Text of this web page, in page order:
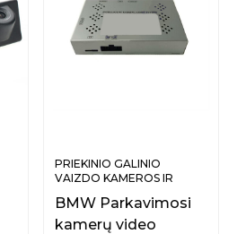
PRIEKINIO GALINIO
VAIZDO KAMEROS IR
BMW Parkavimosi
kamerų video